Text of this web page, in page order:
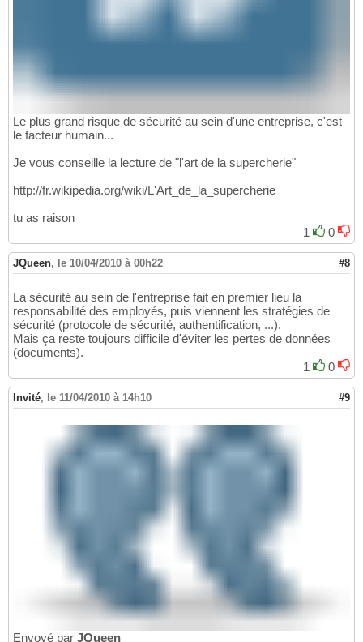
Le plus grand risque de sécurité au sein d'une entreprise, c'est
le facteur humain...
Je vous conseille la lecture de "l'art de la supercherie"
http://fr.wikipedia.org/wiki/L'Art_de_la_supercherie
tu as raison
1
0
JQueen, le 10/04/2010 à 00h22 #8
La sécurité au sein de l'entreprise fait en premier lieu la
responsabilité des employés, puis viennent les stratégies de
sécurité (protocole de sécurité, authentification, ...).
Mais ça reste toujours difficile d'éviter les pertes de données
(documents).
1
0
Invité, le 11/04/2010 à 14h10 #9
Envoyé par JQueen